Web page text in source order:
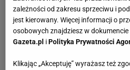
zależności od zakresu sprzeciwu i
jest kierowany. Więcej informacji o
osobowych znajdziesz w dokumencie
Gazeta.pl iPolityka Prywatności
Klikając „Akceptuję” wyrażasz też